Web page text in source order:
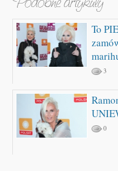
To
3
0